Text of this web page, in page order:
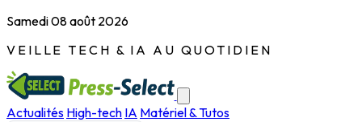
Samedi 08 août 2026
VEILLE TECH & IA AU QUOTIDIEN
Actualités High-tech IA Matériel & Tutos